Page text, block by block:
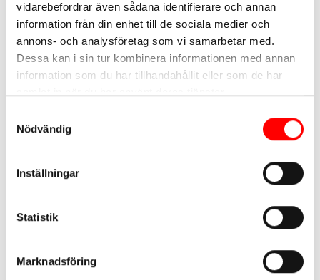
vidarebefordrar även sådana identifierare och annan
information från din enhet till de sociala medier och
annons- och analysföretag som vi samarbetar med.
Dessa kan i sin tur kombinera informationen med annan
information som du har tillhandahållit eller som de har
Nödvändig
Inställningar
Statistik
Marknadsföring
Mårtensdalsgatan 2-8
Tid